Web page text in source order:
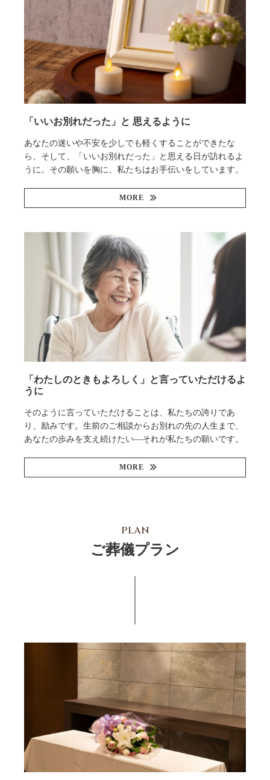
「いいお別れだった」と 思えるように
あなたの迷いや不安を少しでも軽くすることができたな
ら、そして、「いいお別れだった」と思える日が訪れるよ
うに。その願いを胸に、私たちはお手伝いをしています。
MORE
「わたしのときもよろしく」と言っていただけるよ
うに
そのように言っていただけることは、私たちの誇りであ
り、励みです。生前のご相談からお別れの先の人生まで、
あなたの歩みを支え続けたい—それが私たちの願いです。
MORE
PLAN
ご葬儀プラン